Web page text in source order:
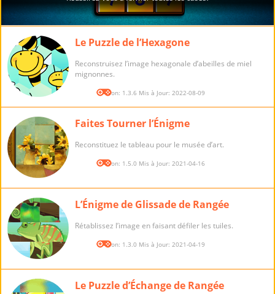
Le Puzzle de l’Hexagone
Reconstruisez l’image hexagonale d’abeilles de miel
mignonnes.
Version: 1.3.6 Mis à Jour: 2022-08-09
Faites Tourner l’Énigme
Reconstituez le tableau pour le musée d’art.
Version: 1.5.0 Mis à Jour: 2021-04-16
L’Énigme de Glissade de Rangée
Rétablissez l’image en faisant défiler les tuiles.
Version: 1.3.0 Mis à Jour: 2021-04-19
Le Puzzle d’Échange de Rangée